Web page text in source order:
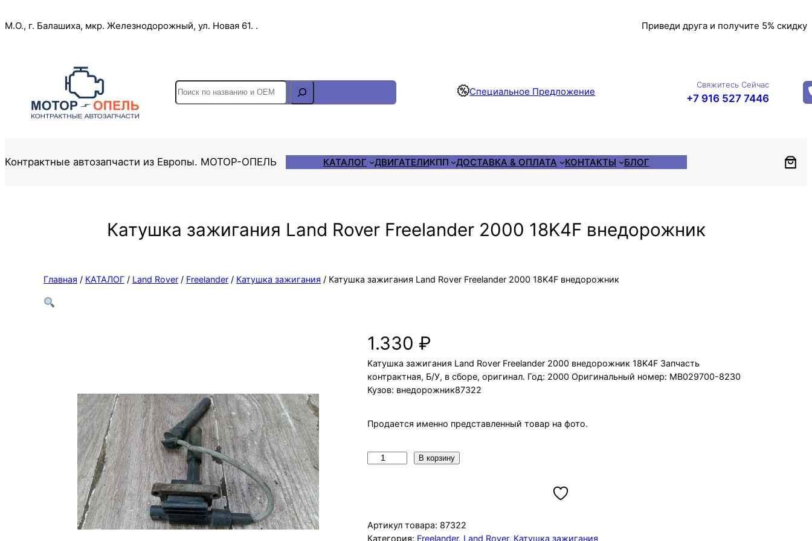
к
М.О., г. Балашиха, мкр. Железнодорожный, ул. Новая 61. . Приведи друга и получите 5% скидку
S
e
h
Специальное Предложение
Свяжитесь Сейчас
+7 916 527 7446
Контрактные автозапчасти из Европы. МОТОР-ОПЕЛЬ КАТАЛОГ ДВИГАТЕЛИКПП ДОСТАВКА & ОПЛАТА КОНТАКТЫ БЛОГ
Катушка зажигания Land Rover Freelander 2000 18K4F внедорожник
Главная / КАТАЛОГ / Land Rover / Freelander / Катушка зажигания / Катушка зажигания Land Rover Freelander 2000 18K4F внедорожник
1.330 ₽
Катушка зажигания Land Rover Freelander 2000 внедорожник 18K4F Запчасть
контрактная, Б/У, в сборе, оригинал. Год: 2000 Оригинальный номер: MB029700-8230
Кузов: внедорожник87322
Продается именно представленный товар на фото.
ч
е
В корзину
Артикул товара: 87322
Категория: Freelander, Land Rover, Катушка зажигания